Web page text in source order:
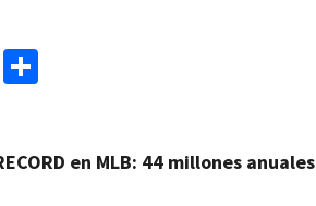
Email
en MLB: 44 millones anuales